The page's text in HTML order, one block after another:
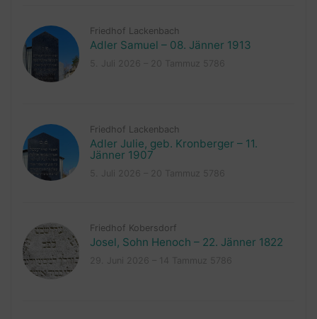
Friedhof Lackenbach
Adler Samuel – 08. Jänner 1913
Friedhof Lackenbach
Adler Julie, geb. Kronberger – 11.
Jänner 1907
Friedhof Kobersdorf
Josel, Sohn Henoch – 22. Jänner 1822